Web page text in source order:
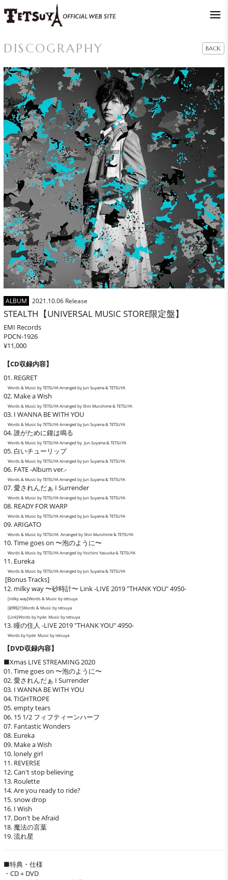
DISCOGRAPHY BACK
ALBUM 2021.10.06 Release
STEALTH【UNIVERSAL MUSIC STORE限定盤】
EMI Records
PDCN-1926
¥11,000
【CD収録内容】
01. REGRET
Words & Music by TETSUYA Arranged by Jun Suyama & TETSUYA
02. Make a Wish
Words & Music by TETSUYA Arranged by Shin Murohime & TETSUYA
03. I WANNA BE WITH YOU
Words & Music by TETSUYA Arranged by Jun Suyama & TETSUYA
04. 誰がために鐘は鳴る
Words & Music by TETSUYA Arranged by Jun Suyama & TETSUYA
05. 白いチューリップ
Words & Music by TETSUYA Arranged by Jun Suyama & TETSUYA
06. FATE -Album ver.-
Words & Music by TETSUYA Arranged by Jun Suyama & TETSUYA
07. 愛されんだぁ I Surrender
Words & Music by TETSUYA Arranged by Jun Suyama & TETSUYA
08. READY FOR WARP
Words & Music by TETSUYA Arranged by Jun Suyama & TETSUYA
09. ARIGATO
Words & Music by TETSUYA Arranged by Shin Murohime & TETSUYA
10. Time goes on 〜泡のように〜
Words & Music by TETSUYA Arranged by Yoichiro Yasuoka & TETSUYA
11. Eureka
Words & Music by TETSUYA Arranged by Jun Suyama & TETSUYA
[Bonus Tracks]
12. milky way 〜砂時計〜 Link -LIVE 2019 "THANK YOU" 4950-
[milky way]Words & Music by tetsuya
[砂時計]Words & Music by tetsuya
[Link]Words by hyde Music by tetsuya
13. 瞳の住人 -LIVE 2019 "THANK YOU" 4950-
Words by hyde Music by tetsuya
【DVD収録内容】
■Xmas LIVE STREAMING 2020
01. Time goes on 〜泡のように〜
02. 愛されんだぁ I Surrender
03. I WANNA BE WITH YOU
04. TIGHTROPE
05. empty tears
06. 15 1/2 フィフティーンハーフ
07. Fantastic Wonders
08. Eureka
09. Make a Wish
10. lonely girl
11. REVERSE
12. Can't stop believing
13. Roulette
14. Are you ready to ride?
15. snow drop
16. I Wish
17. Don't be Afraid
18. 魔法の言葉
19. 流れ星
■特典・仕様
・CD＋DVD